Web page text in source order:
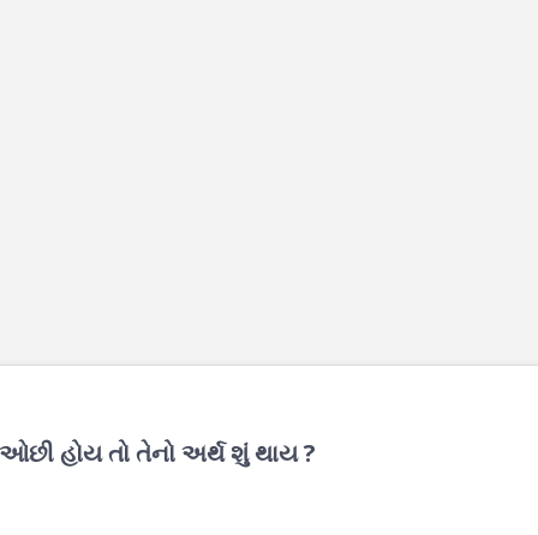
હોય તો તેનો અર્થ શું થાય ?